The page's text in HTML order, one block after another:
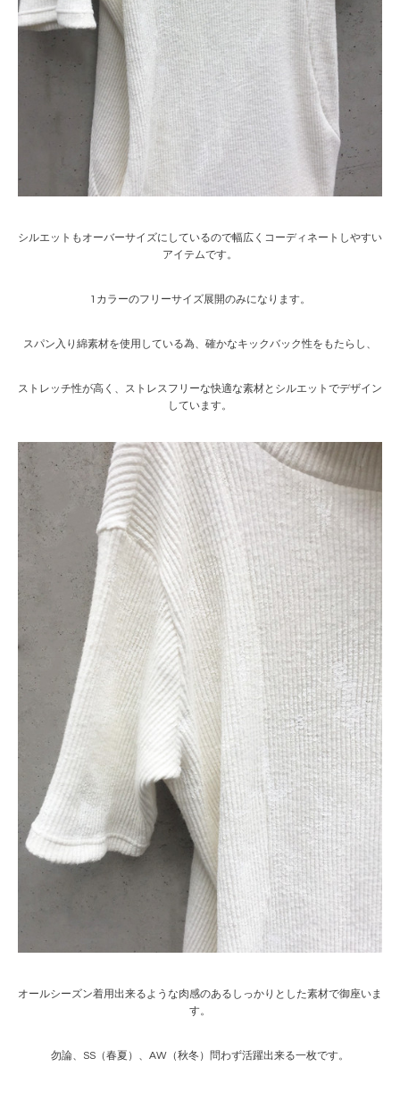
シルエットもオーバーサイズにしているので幅広くコーディネートしやすい
アイテムです。
1カラーのフリーサイズ展開のみになります。
スパン入り綿素材を使用している為、確かなキックバック性をもたらし、
ストレッチ性が高く、ストレスフリーな快適な素材とシルエットでデザイン
しています。
オールシーズン着用出来るような肉感のあるしっかりとした素材で御座いま
す。
勿論、SS（春夏）、AW（秋冬）問わず活躍出来る一枚です。